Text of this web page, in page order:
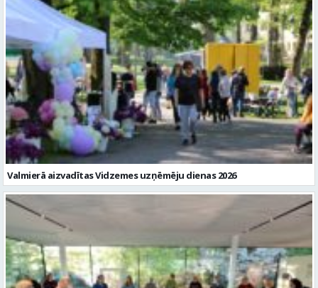
Valmierā aizvadītas Vidzemes uzņēmēju dienas 2026